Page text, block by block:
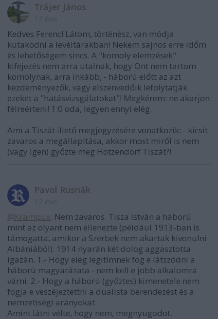
Trájer János
Kedves Ferenc! Látom, történész, van módja
kutakodni a levéltárakban! Nekem sajnos erre időm
és lehetőségem sincs. A "komoly elemzések"
kifejezés nem arra utalnak, hogy Önt nem tartom
komolynak, arra inkább, - háború előtt az azt
kezdeményezők, vagy elszenvedőik lefolytatják
ezeket a "hatásvizsgálatokat"! Megkérem: ne akarjon
félreérteni! 1:0 oda, legyen ennyi elég.
Ami a Tiszát illető megjegyzésére vonatkozik: - kicsit
zavaros a megállapítása, akkor most miről is nem
(vagy igen) győzte meg Hötzendorf Tiszát?!
Pavol Rusnák
@Krampux: Nem zavaros. Tisza István a háború
mint az olyant nem ellenezte (például 1913-ban is
támogatta, amikor a Szerbek nem akartak kivonulni
Albániából). 1914 nyarán két dolog aggasztotta
igazán. 1.- Hogy elég legitímnek fog e látszódni a
háború magyarázata - nem kell e jobb alkalomra
várni. 2.- Hogy a háború (győztes) kimenetele nem
fogja e veszéjeztettni a dualista berendezést és a
nemzetiségi arányokat.
Amint látni vélte, hogy nem, megnyugodot.